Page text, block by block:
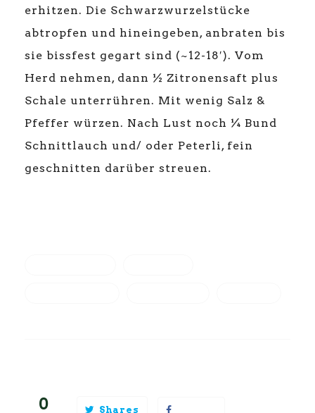
erhitzen. Die Schwarzwurzelstücke
abtropfen und hineingeben, anbraten bis
sie bissfest gegart sind (~12-18′). Vom
Herd nehmen, dann ½ Zitronensaft plus
Schale unterrühren. Mit wenig Salz &
Pfeffer würzen. Nach Lust noch ¼ Bund
Schnittlauch und/ oder Peterli, fein
geschnitten darüber streuen.
0 Shares